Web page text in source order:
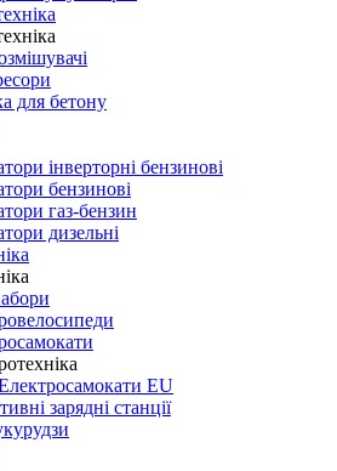
для бетону
інверторні бензинові
бензинові
газ-бензин
дизельні
EU
зарядні станції